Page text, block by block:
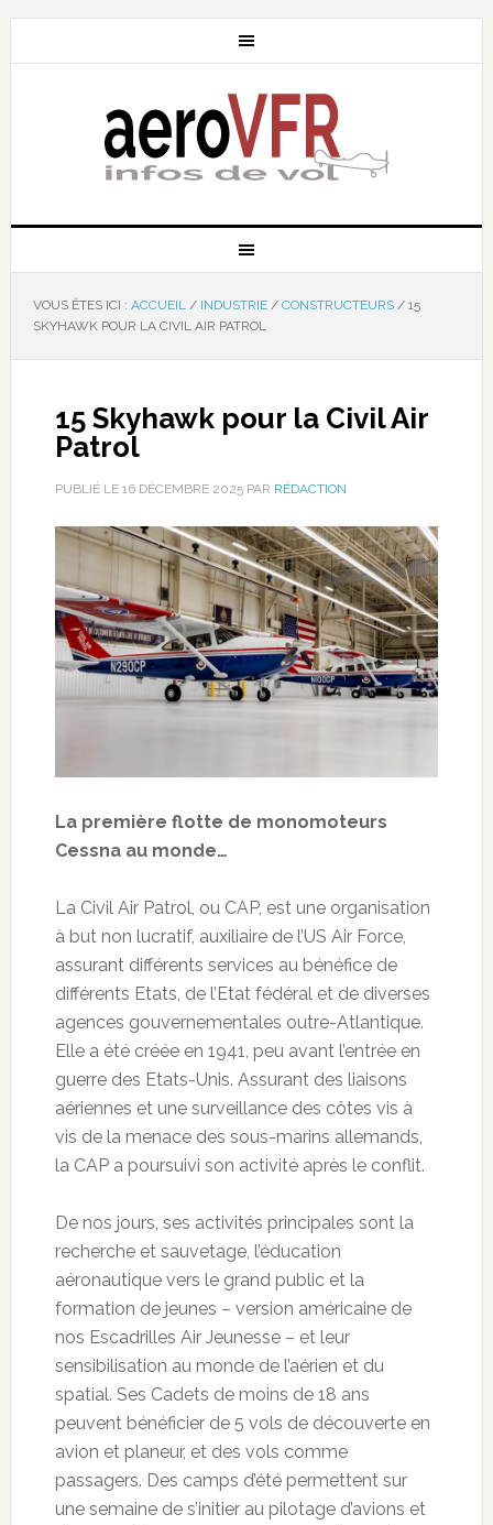
VOUS ÊTES ICI : ACCUEIL / INDUSTRIE / CONSTRUCTEURS /15
SKYHAWK POUR LA CIVIL AIR PATROL
15 Skyhawk pour la Civil Air
Patrol
PUBLIÉ LE 16 DÉCEMBRE 2025PAR RÉDACTION
La première flotte de monomoteurs
Cessna au monde…
La Civil Air Patrol, ou CAP, est une organisation
à but non lucratif, auxiliaire de l’US Air Force,
assurant différents services au bénéfice de
différents Etats, de l’Etat fédéral et de diverses
agences gouvernementales outre-Atlantique.
Elle a été créée en 1941, peu avant l’entrée en
guerre des Etats-Unis. Assurant des liaisons
aériennes et une surveillance des côtes vis à
vis de la menace des sous-marins allemands,
la CAP a poursuivi son activité après le conflit.
De nos jours, ses activités principales sont la
recherche et sauvetage, l’éducation
aéronautique vers le grand public et la
formation de jeunes – version américaine de
nos Escadrilles Air Jeunesse – et leur
sensibilisation au monde de l’aérien et du
spatial. Ses Cadets de moins de 18 ans
peuvent bénéficier de 5 vols de découverte en
avion et planeur, et des vols comme
passagers. Des camps d’été permettent sur
une semaine de s’initier au pilotage d’avions et